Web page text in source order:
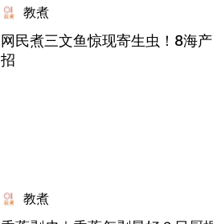
教煮
网民煮三文鱼惊现寄生虫！8海
招
教煮